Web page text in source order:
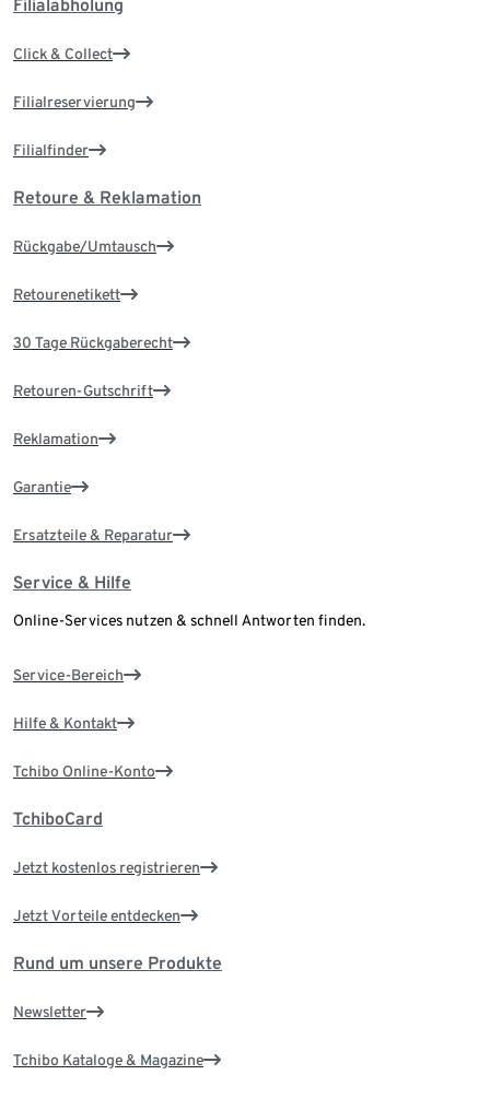
Filialabholung
Click & Collect
Filialreservierung
Filialfinder
Retoure & Reklamation
Rückgabe/Umtausch
Retourenetikett
30 Tage Rückgaberecht
Retouren-Gutschrift
Reklamation
Garantie
Ersatzteile & Reparatur
Service & Hilfe
Online-Services nutzen & schnell Antworten finden.
Service-Bereich
Hilfe & Kontakt
Tchibo Online-Konto
TchiboCard
Jetzt kostenlos registrieren
Jetzt Vorteile entdecken
Rund um unsere Produkte
Newsletter
Tchibo Kataloge & Magazine